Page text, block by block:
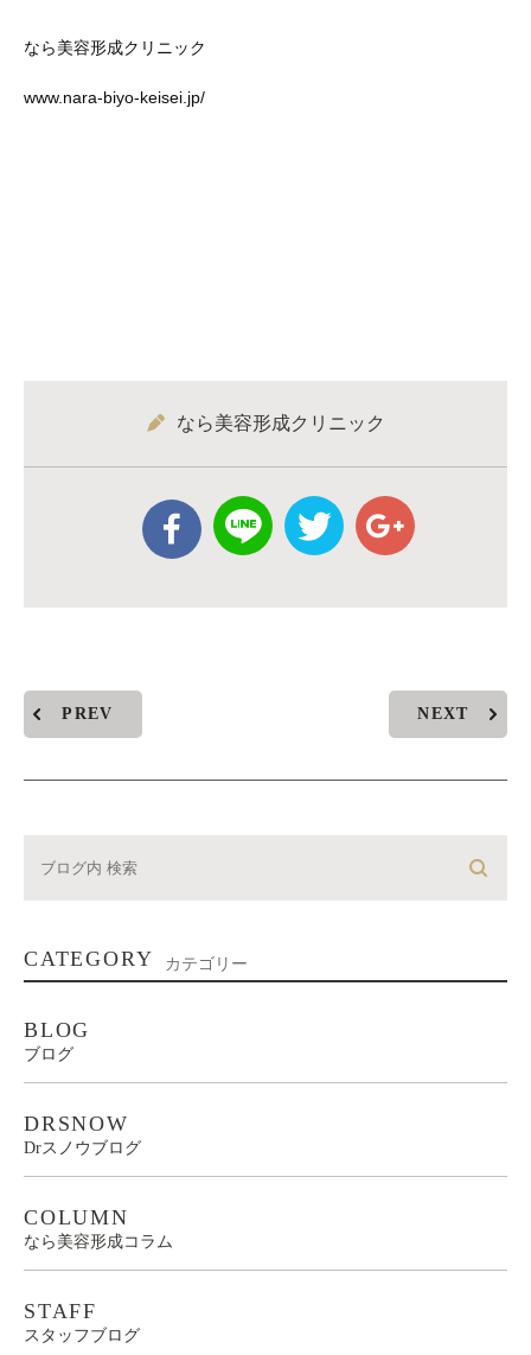
なら美容形成クリニック
www.nara-biyo-keisei.jp/
なら美容形成クリニック
PREV NEXT
CATEGORY カテゴリー
BLOG
ブログ
DRSNOW
Drスノウブログ
COLUMN
なら美容形成コラム
STAFF
スタッフブログ